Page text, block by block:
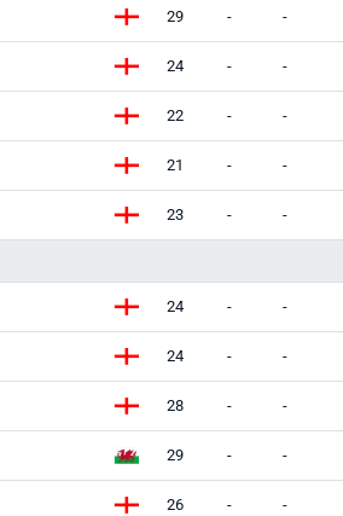
29 - -
24 - -
22 - -
21 - -
23 - -
24 - -
24 - -
28 - -
29 - -
26 - -